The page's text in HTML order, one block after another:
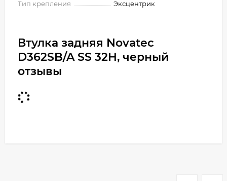
Тип крепления Эксцентрик
Втулка задняя Novatec
D362SB/A SS 32H, черный
отзывы